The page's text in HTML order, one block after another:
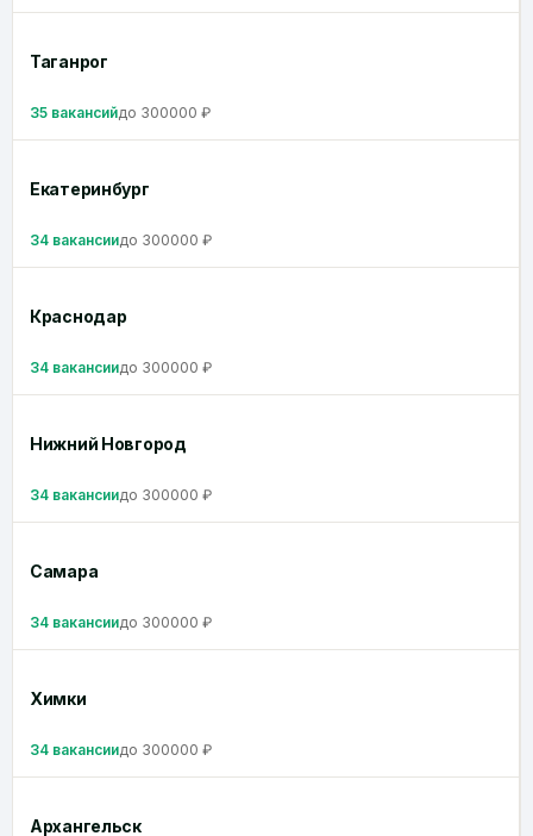
Таганрог
35 вакансийдо 300000 ₽
Екатеринбург
34 вакансиидо 300000 ₽
Краснодар
34 вакансиидо 300000 ₽
Нижний Новгород
34 вакансиидо 300000 ₽
Самара
34 вакансиидо 300000 ₽
Химки
34 вакансиидо 300000 ₽
Архангельск